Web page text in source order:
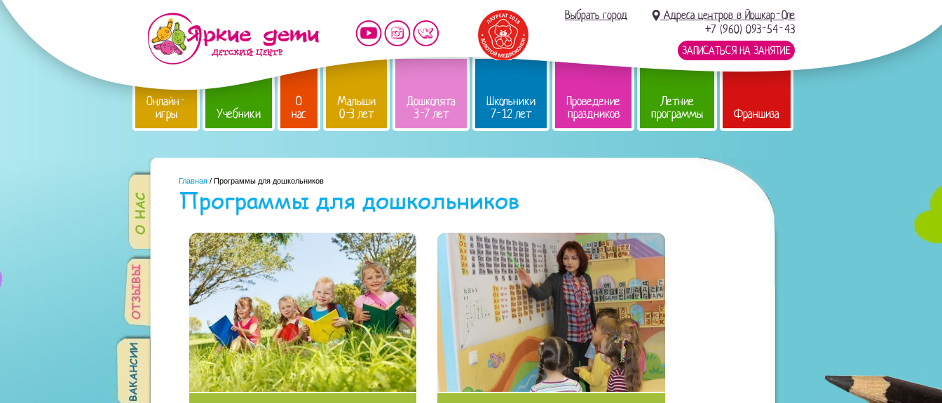
Выбрать город
Адреса центров в Йошкар-Оле
+7 (960) 093-54-43
ЗАПИСАТЬСЯ НА ЗАНЯТИЕ
Онлайн-
игры Учебники
О
нас
Малыши
0-3 лет
Дошколята
3-7 лет
Школьники
7-12 лет
Проведение
праздников
Летние
программы Франшиза
Главная / Программы для дошкольников
Программы для дошкольников